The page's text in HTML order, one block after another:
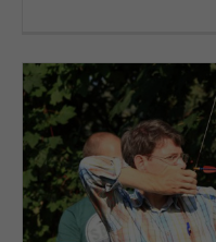
Aenean commodo
Cum sociis natoque
montes, nascetur
ultricies nec.